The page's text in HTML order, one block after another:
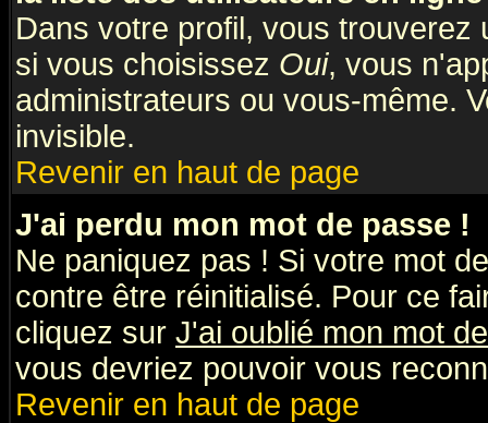
Dans votre profil, vous trouverez
si vous choisissez Oui, vous
administrateurs ou vous-même.
invisible.
Revenir en haut de page
J'ai perdu mon mot de passe !
Ne paniquez pas ! Si votre mot
contre être réinitialisé. Pour ce
cliquez sur J'ai oublié mon mot
vous devriez pouvoir vous
Revenir en haut de page